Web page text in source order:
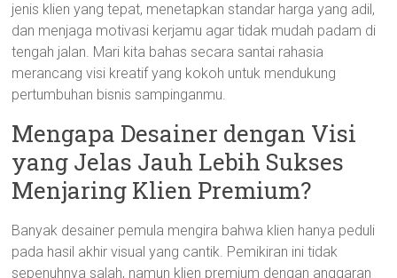
jenis klien yang tepat, menetapkan standar harga yang adil,
dan menjaga motivasi kerjamu agar tidak mudah padam di
tengah jalan. Mari kita bahas secara santai rahasia
merancang visi kreatif yang kokoh untuk mendukung
pertumbuhan bisnis sampinganmu.
Mengapa Desainer dengan Visi
yang Jelas Jauh Lebih Sukses
Menjaring Klien Premium?
Banyak desainer pemula mengira bahwa klien hanya peduli
pada hasil akhir visual yang cantik. Pemikiran ini tidak
sepenuhnya salah, namun klien premium dengan anggaran